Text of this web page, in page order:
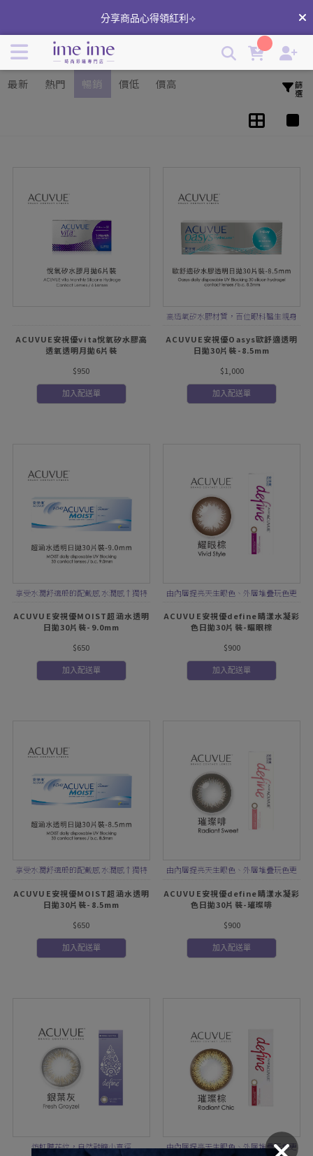
ime ime | imeime 隱形眼鏡美瞳店
分享商品心得領紅利⟢
最新 熱門 暢銷 價低 價高 篩選
ACUVUE安視優vita悅氧矽水膠高
透氧透明月拋6片裝
$950
加入配送單
高透氧矽水膠材質，百位眼科醫生親身
體驗推薦，舒適配戴14小時！
ACUVUE安視優Oasys歐舒適透明
日拋30片裝-8.5mm
$1,000
加入配送單
享受水潤舒適般的配戴感 水潤感↑獨特
LACREON®水凝科技
ACUVUE安視優MOIST超涵水透明
日拋30片裝-9.0mm
$650
加入配送單
由內層提亮天生眼色、外層堆疊玩色更
細緻，再加上外環圈提亮對比更有神
ACUVUE安視優define睛漾水凝彩
色日拋30片裝-耀眼棕
$900
加入配送單
享受水潤舒適般的配戴感 水潤感↑獨特
LACREON®水凝科技
ACUVUE安視優MOIST超涵水透明
日拋30片裝-8.5mm
$650
加入配送單
由內層提亮天生眼色、外層堆疊玩色更
細緻，再加上外環圈提亮對比更有神
ACUVUE安視優define睛漾水凝彩
色日拋30片裝-璀璨啡
$900
加入配送單
仿虹膜花紋，自然融瞳小直徑
由內層提亮天生眼色、外層堆疊玩色更